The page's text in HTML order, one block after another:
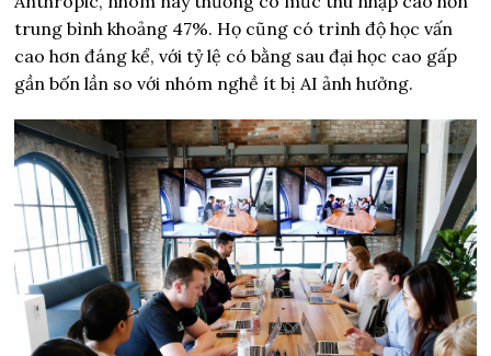
trung bình khoảng 47%. Họ cũng có trình độ học vấn
cao hơn đáng kể, với tỷ lệ có bằng sau đại học cao gấp
gần bốn lần so với nhóm nghề ít bị AI ảnh hưởng.